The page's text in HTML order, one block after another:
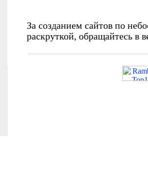
За созданием сайтов по
раскруткой, обращайтесь в